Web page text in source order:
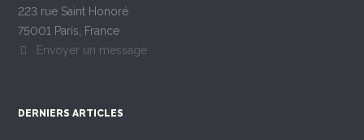
223 rue Saint Honoré
75001 Paris, France
Envoyer un message
DERNIERS ARTICLES